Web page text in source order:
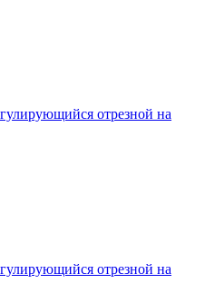
отрезной на
отрезной на